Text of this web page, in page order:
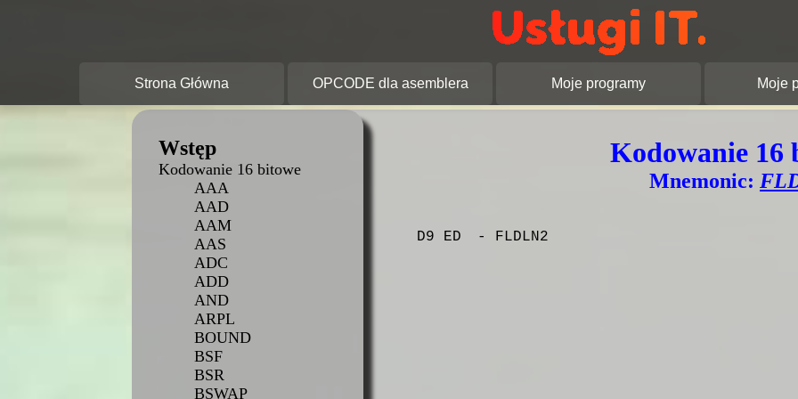
Opracowanie
AJOT (Artur
Strona Główna OPCODE dla asemblera Moje programy Moje
Wstęp
Kodowanie 16 bitowe
AAA
AAD
AAM
AAS
ADC
ADD
AND
ARPL
BOUND
BSF
BSR
BSWAP
Kodowanie 16
Mnemonic:
D9 ED - FLDLN2